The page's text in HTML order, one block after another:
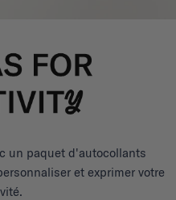
un paquet d'autocollants
et exprimer votre